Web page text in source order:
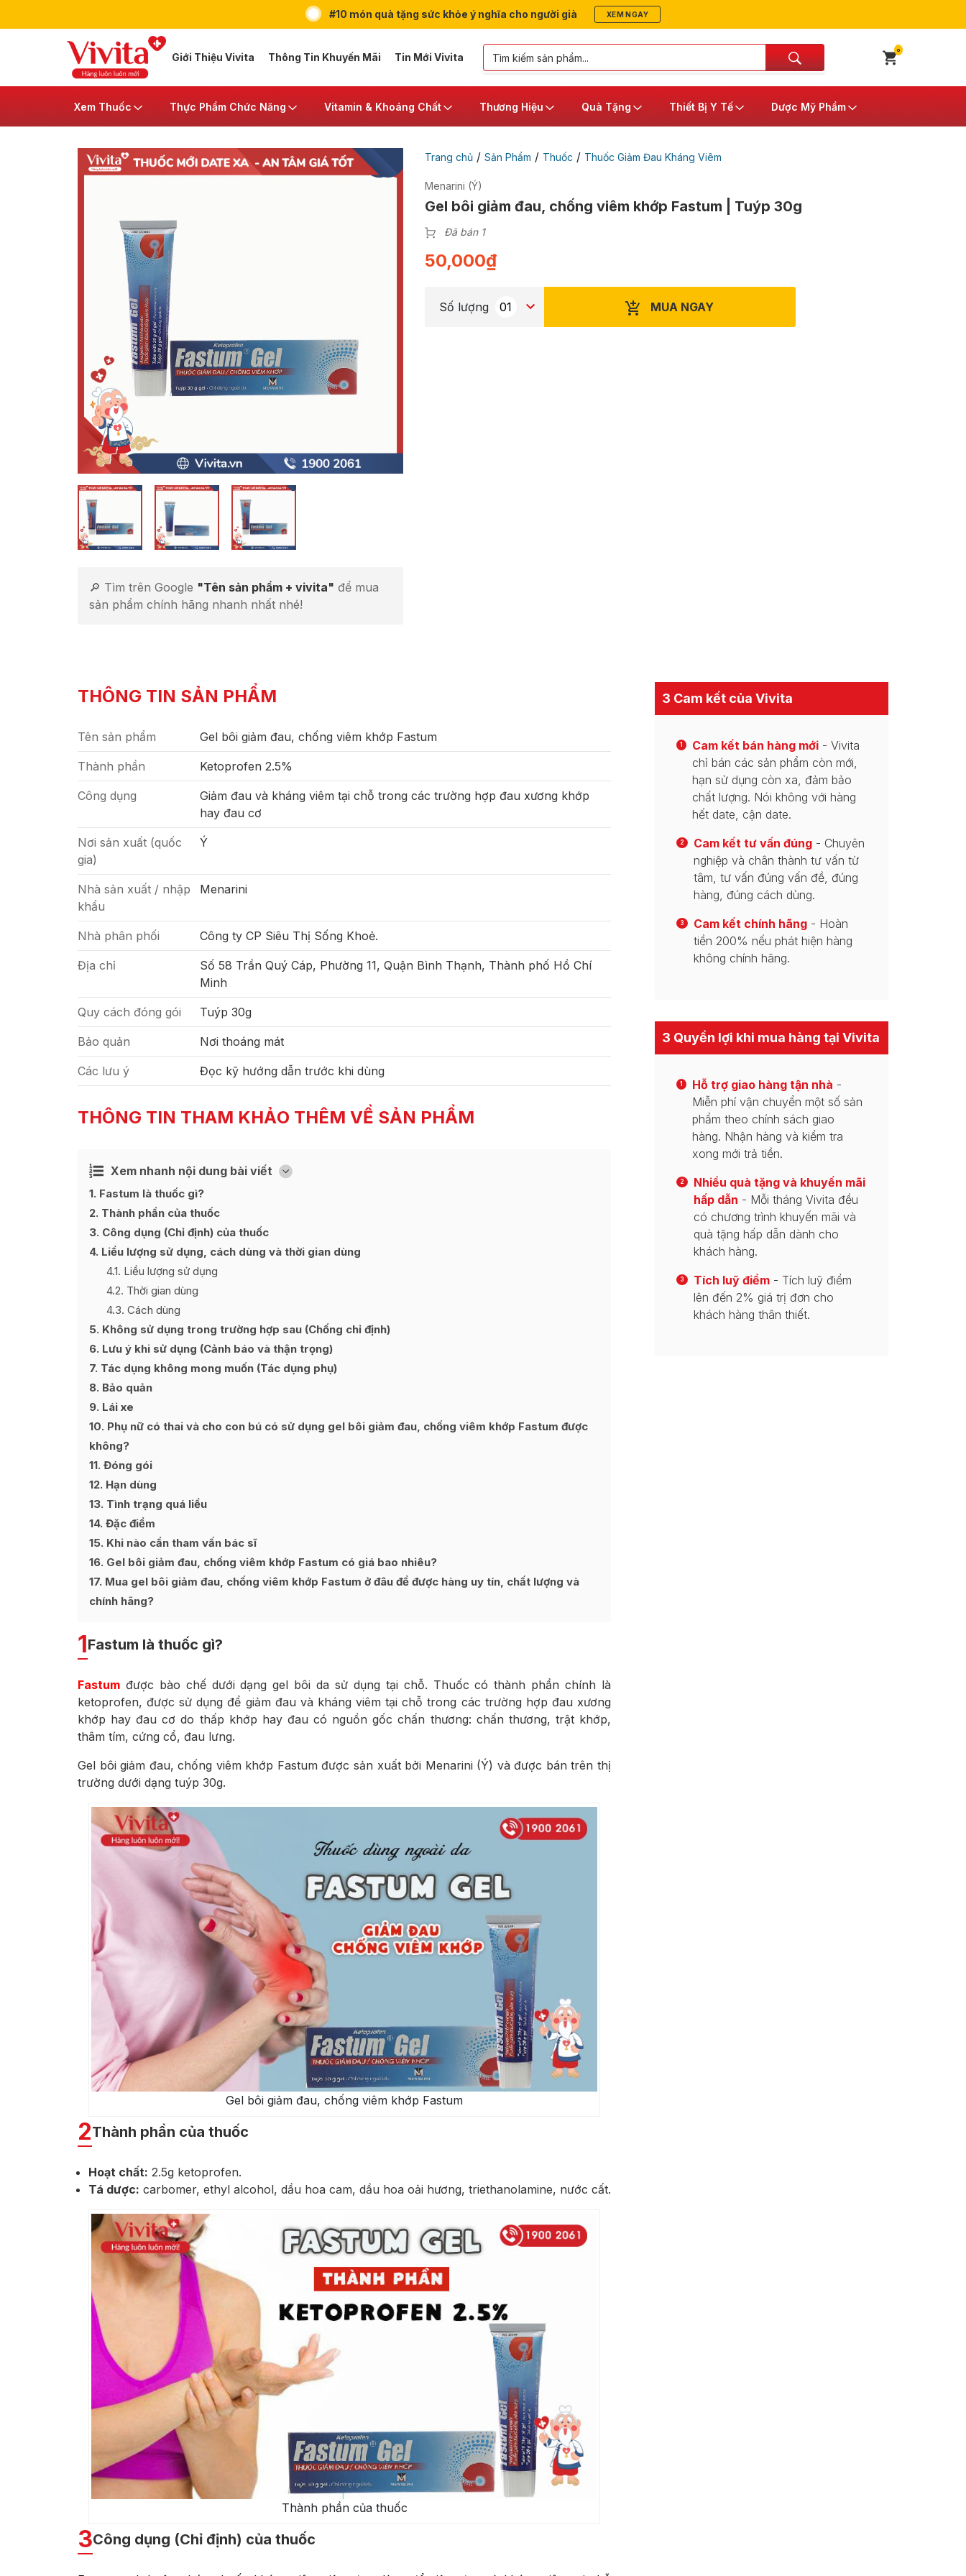
#10 món quà tặng sức khỏe ý nghĩa cho người già XEM NGAY
Giới Thiệu Vivita Thông Tin Khuyến Mãi Tin Mới Vivita
0
Xem Thuốc Thực Phẩm Chức Năng Vitamin & Khoáng Chất Thương Hiệu Quà Tặng Thiết Bị Y Tế Dược Mỹ Phẩm
🔎 Tìm trên Google "Tên sản phẩm + vivita" để mua
sản phẩm chính hãng nhanh nhất nhé!
Trang chủ/ Sản Phẩm / Thuốc / Thuốc Giảm Đau Kháng Viêm
Menarini (Ý)
Gel bôi giảm đau, chống viêm khớp Fastum | Tuýp 30g
Đã bán 1
50,000₫
Số lượng MUA NGAY
THÔNG TIN SẢN PHẨM
Tên sản phẩm Gel bôi giảm đau, chống viêm khớp Fastum
Thành phần Ketoprofen 2.5%
Công dụng
Giảm đau và kháng viêm tại chỗ trong các trường hợp đau xương khớp
hay đau cơ
Nơi sản xuất (quốc
gia)
Ý
Nhà sản xuất / nhập
khẩu
Menarini
Nhà phân phối Công ty CP Siêu Thị Sống Khoẻ.
Địa chỉ
Số 58 Trần Quý Cáp, Phường 11, Quận Bình Thạnh, Thành phố Hồ Chí
Minh
Quy cách đóng gói Tuýp 30g
Bảo quản Nơi thoáng mát
Các lưu ý Đọc kỹ hướng dẫn trước khi dùng
THÔNG TIN THAM KHẢO THÊM VỀ SẢN PHẨM
Xem nhanh nội dung bài viết [
Ẩn
1 Fastum là thuốc gì?
2 Thành phần của thuốc
3 Công dụng (Chỉ định) của thuốc
4 Liều lượng sử dụng, cách dùng và thời gian dùng
4.1 Liều lượng sử dụng
4.2 Thời gian dùng
4.3 Cách dùng
5 Không sử dụng trong trường hợp sau (Chống chỉ định)
6 Lưu ý khi sử dụng (Cảnh báo và thận trọng)
7 Tác dụng không mong muốn (Tác dụng phụ)
8 Bảo quản
9 Lái xe
10 Phụ nữ có thai và cho con bú có sử dụng gel bôi giảm đau, chống viêm khớp Fastum được
không?
11 Đóng gói
12 Hạn dùng
13 Tình trạng quá liều
14 Đặc điểm
15 Khi nào cần tham vấn bác sĩ
16 Gel bôi giảm đau, chống viêm khớp Fastum có giá bao nhiêu?
17 Mua gel bôi giảm đau, chống viêm khớp Fastum ở đâu để được hàng uy tín, chất lượng và
chính hãng?
1Fastum là thuốc gì?
Fastum được bào chế dưới dạng gel bôi da sử dụng tại chỗ. Thuốc có thành phần chính là
ketoprofen, được sử dụng để giảm đau và kháng viêm tại chỗ trong các trường hợp đau xương
khớp hay đau cơ do thấp khớp hay đau có nguồn gốc chấn thương: chấn thương, trật khớp,
thâm tím, cứng cổ, đau lưng.
Gel bôi giảm đau, chống viêm khớp Fastum được sản xuất bởi Menarini (Ý) và được bán trên thị
trường dưới dạng tuýp 30g.
Gel bôi giảm đau, chống viêm khớp Fastum
2Thành phần của thuốc
Hoạt chất: 2.5g ketoprofen.
Tá dược: carbomer, ethyl alcohol, dầu hoa cam, dầu hoa oải hương, triethanolamine, nước cất.
Thành phần của thuốc
3Công dụng (Chỉ định) của thuốc
3 Cam kết của Vivita
1 Cam kết bán hàng mới - Vivita
chỉ bán các sản phẩm còn mới,
hạn sử dụng còn xa, đảm bảo
chất lượng. Nói không với hàng
hết date, cận date.
2 Cam kết tư vấn đúng - Chuyên
nghiệp và chân thành tư vấn từ
tâm, tư vấn đúng vấn đề, đúng
hàng, đúng cách dùng.
3 Cam kết chính hãng - Hoàn
tiền 200% nếu phát hiện hàng
không chính hãng.
3 Quyền lợi khi mua hàng tại Vivita
1 Hỗ trợ giao hàng tận nhà -
Miễn phí vận chuyển một số sản
phẩm theo chính sách giao
hàng. Nhận hàng và kiểm tra
xong mới trả tiền.
2
Nhiều quà tặng và khuyến mãi
hấp dẫn - Mỗi tháng Vivita đều
có chương trình khuyến mãi và
quà tặng hấp dẫn dành cho
khách hàng.
3 Tích luỹ điểm - Tích luỹ điểm
lên đến 2% giá trị đơn cho
khách hàng thân thiết.